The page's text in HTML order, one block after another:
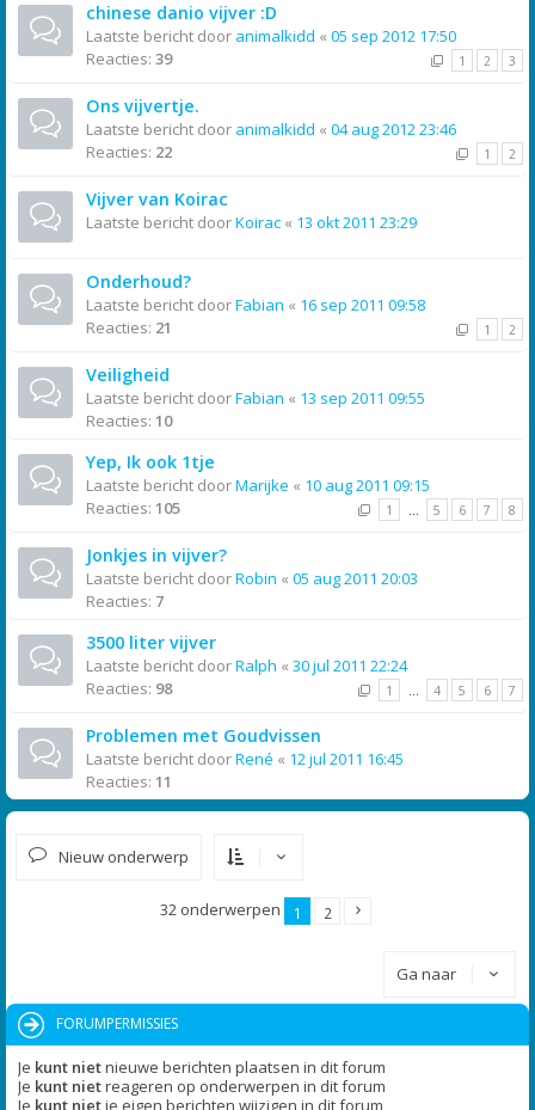
chinese danio vijver :D
Laatste bericht door animalkidd « 05 sep 2012 17:50
Reacties: 39 1 2 3
Ons vijvertje.
Laatste bericht door animalkidd « 04 aug 2012 23:46
Reacties: 22 1 2
Vijver van Koirac
Laatste bericht doorKoirac « 13 okt 2011 23:29
Onderhoud?
Laatste bericht doorFabian « 16 sep 2011 09:58
Reacties: 21 1 2
Veiligheid
Laatste bericht doorFabian « 13 sep 2011 09:55
Reacties: 10
Yep, Ik ook 1tje
Laatste bericht doorMarijke « 10 aug 2011 09:15
Reacties: 105 1 … 5 6 7 8
Jonkjes in vijver?
Laatste bericht doorRobin « 05 aug 2011 20:03
Reacties: 7
3500 liter vijver
Laatste bericht doorRalph « 30 jul 2011 22:24
Reacties: 98 1 … 4 5 6 7
Problemen met Goudvissen
Laatste bericht doorRené « 12 jul 2011 16:45
Reacties: 11
Nieuw onderwerp
32 onderwerpen 1 2
Ga naar
FORUMPERMISSIES
Je kunt nietnieuwe berichten plaatsen in dit forum
Je kunt nietreageren op onderwerpen in dit forum
Je kunt nietje eigen berichten wijzigen in dit forum